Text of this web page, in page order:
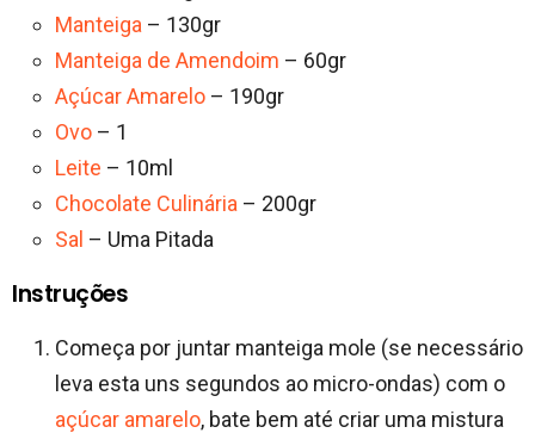
Manteiga – 130gr
Manteiga de Amendoim – 60gr
Açúcar Amarelo – 190gr
Ovo – 1
Leite – 10ml
Chocolate Culinária – 200gr
Sal – Uma Pitada
Instruções
Começa por juntar manteiga mole (se necessário
leva esta uns segundos ao micro-ondas) com o
açúcar amarelo, bate bem até criar uma mistura